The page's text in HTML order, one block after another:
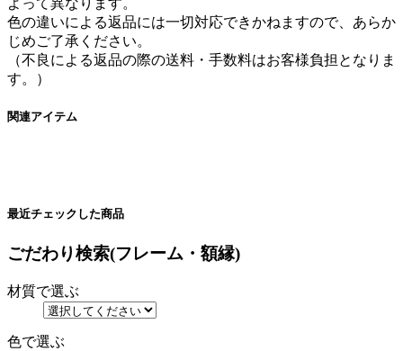
色の違いによる返品には一切対応できかねますので、あらか
じめご了承ください。
（不良による返品の際の送料・手数料はお客様負担となりま
す。）
関連アイテム
最近チェックした商品
ごだわり検索(フレーム・額縁)
材質で選ぶ
色で選ぶ